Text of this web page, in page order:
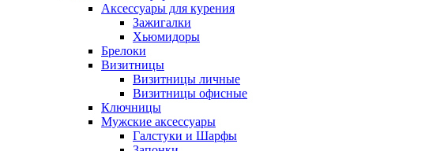
Аксессуары для курения
Зажигалки
Хьюмидоры
Брелоки
Визитницы
Визитницы личные
Визитницы офисные
Ключницы
Мужские аксессуары
Галстуки и Шарфы